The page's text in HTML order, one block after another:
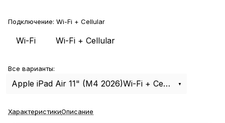
Подключение: Wi-Fi + Cellular
Wi-Fi Wi-Fi + Cellular
Все варианты:
Apple iPad Air 11" (M4 2026)Wi-Fi + Cellular 1Tb Purple
ХарактеристикиОписание